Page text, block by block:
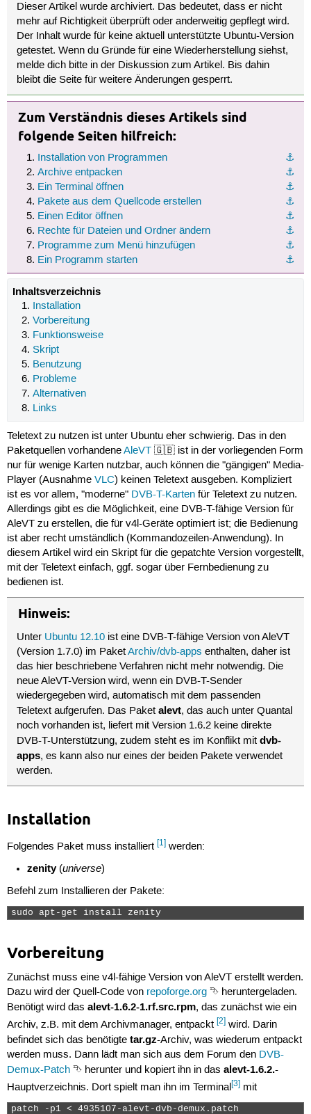
Dieser Artikel wurde archiviert. Das bedeutet, dass er nicht
mehr auf Richtigkeit überprüft oder anderweitig gepflegt wird.
Der Inhalt wurde für keine aktuell unterstützte Ubuntu-Version
getestet. Wenn du Gründe für eine Wiederherstellung siehst,
melde dich bitte in der Diskussion zum Artikel. Bis dahin
bleibt die Seite für weitere Änderungen gesperrt.
Zum Verständnis dieses Artikels sind
folgende Seiten hilfreich:
⚓︎
Installation von Programmen
⚓︎
Archive entpacken
⚓︎
Ein Terminal öffnen
⚓︎
Pakete aus dem Quellcode erstellen
⚓︎
Einen Editor öffnen
⚓︎
Rechte für Dateien und Ordner ändern
⚓︎
Programme zum Menü hinzufügen
⚓︎
Ein Programm starten
Inhaltsverzeichnis
Installation
Vorbereitung
Funktionsweise
Skript
Benutzung
Probleme
Alternativen
Links
Teletext zu nutzen ist unter Ubuntu eher schwierig. Das in den
Paketquellen vorhandeneAleVT🇬🇧 ist in der vorliegenden Form
nur für wenige Karten nutzbar, auch können die "gängigen" Media-
Player (Ausnahme VLC) keinen Teletext ausgeben. Kompliziert
ist es vor allem, "moderne" DVB-T-Kartenfür Teletext zu nutzen.
Allerdings gibt es die Möglichkeit, eine DVB-T-fähige Version für
AleVT zu erstellen, die für v4l-Geräte optimiert ist; die Bedienung
ist aber recht umständlich (Kommandozeilen-Anwendung). In
diesem Artikel wird ein Skript für die gepatchte Version vorgestellt,
mit der Teletext einfach, ggf. sogar über Fernbedienung zu
bedienen ist.
Hinweis:
Unter Ubuntu 12.10 ist eine DVB-T-fähige Version von AleVT
(Version 1.7.0) im PaketArchiv/dvb-apps enthalten, daher ist
das hier beschriebene Verfahren nicht mehr notwendig. Die
neue AleVT-Version wird, wenn ein DVB-T-Sender
wiedergegeben wird, automatisch mit dem passenden
Teletext aufgerufen. Das Paketalevt, das auch unter Quantal
noch vorhanden ist, liefert mit Version 1.6.2 keine direkte
DVB-T-Unterstützung, zudem steht es im Konflikt mitdvb-
apps, es kann also nur eines der beiden Pakete verwendet
werden.
Installation
Folgendes Paket muss installiert [1]werden:
zenity (universe)
Befehl zum Installieren der Pakete:
sudo apt-get install zenity
Vorbereitung
Zunächst muss eine v4l-fähige Version von AleVT erstellt werden.
Dazu wird der Quell-Code von repoforge.org⮷ heruntergeladen.
Benötigt wird das alevt-1.6.2-1.rf.src.rpm, das zunächst wie ein
Archiv, z.B. mit dem Archivmanager, entpackt [2]wird. Darin
befindet sich das benötigte tar.gz-Archiv, was wiederum entpackt
werden muss. Dann lädt man sich aus dem Forum den DVB-
Demux-Patch⮷ herunter und kopiert ihn in das alevt-1.6.2.-
Hauptverzeichnis. Dort spielt man ihn im Terminal[3]mit
patch -p1 < 4935107-alevt-dvb-demux.patch